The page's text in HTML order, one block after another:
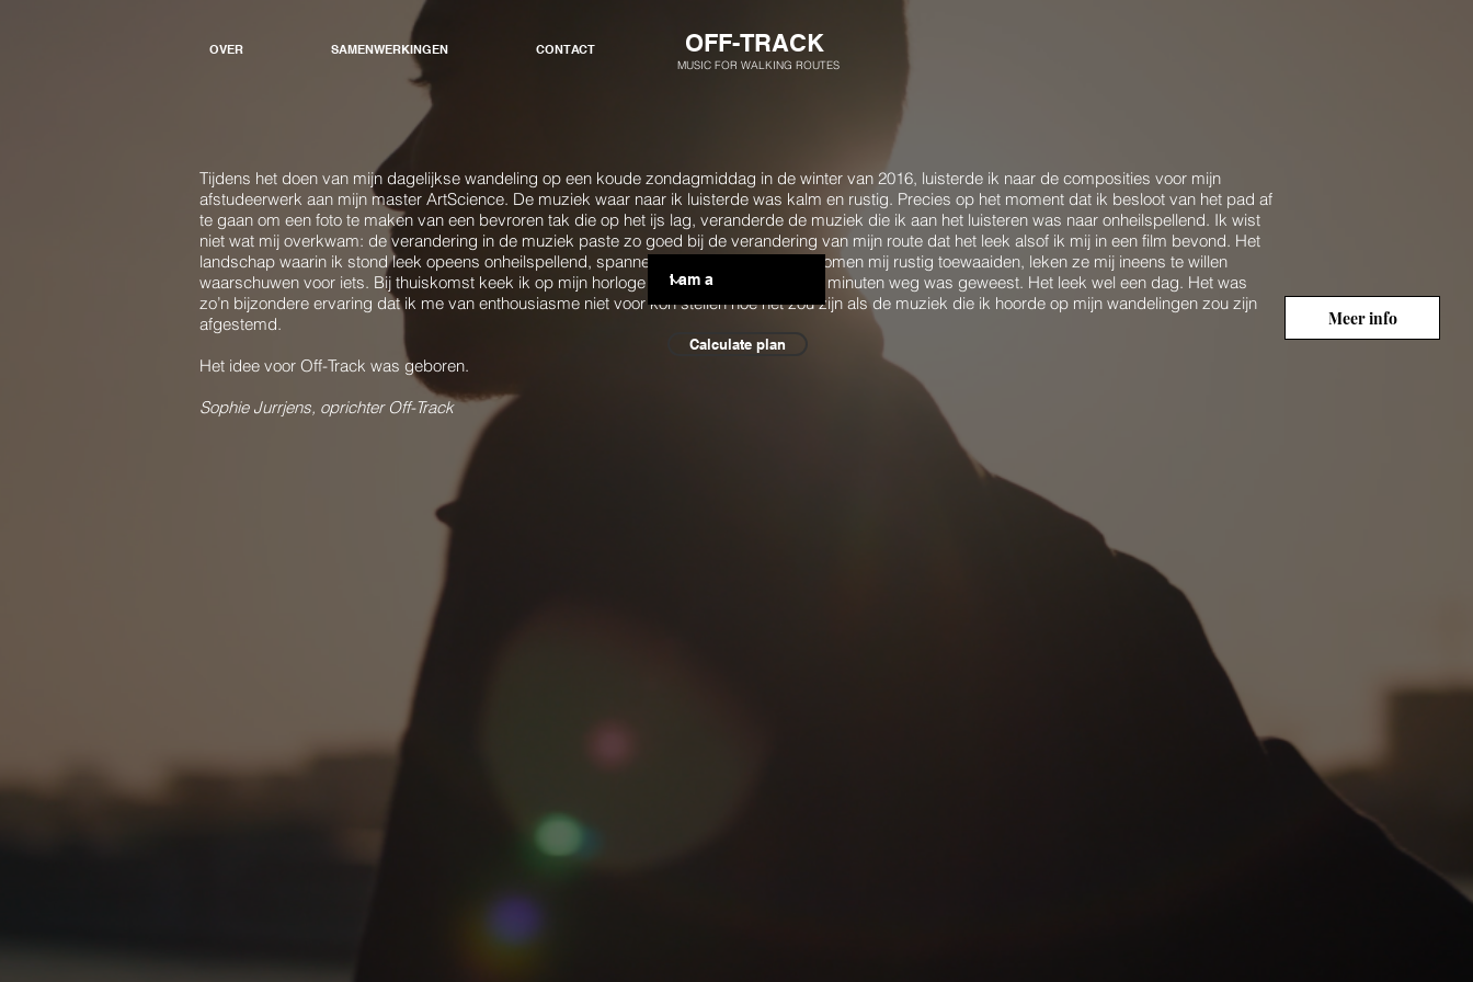
OVER SAMENWERKINGEN CONTACT OFF-TRACK
MUSIC FOR WALKING ROUTES
Tijdens het doen van mijn dagelijkse wandeling op een koude zondagmiddag in de winter van 2016, luisterde ik naar de composities voor mijn
afstudeerwerk aan mijn master ArtScience. De muziek waar naar ik luisterde was kalm en rustig. Precies op het moment dat ik besloot van het pad af
te gaan om een foto te maken van een bevroren tak die op het ijs lag, veranderde de muziek die ik aan het luisteren was naar onheilspellend. Ik wist
niet wat mij overkwam: de verandering in de muziek paste zo goed bij de verandering van mijn route dat het leek alsof ik mij in een film bevond. Het
landschap waarin ik stond leek opeens onheilspellend, spannend. Waar voorheen de bomen mij rustig toewaaiden, leken ze mij ineens te willen
waarschuwen voor iets. Bij thuiskomst keek ik op mijn horloge en zag ik dat ik maar 10 minuten weg was geweest. Het leek wel een dag. Het was
zo’n bijzondere ervaring dat ik me van enthousiasme niet voor kon stellen hoe het zou zijn als de muziek die ik hoorde op mijn wandelingen zou zijn
afgestemd.
Het idee voor Off-Track was geboren.
Sophie Jurrjens, oprichter Off-Track
Calculate plan
Meer info